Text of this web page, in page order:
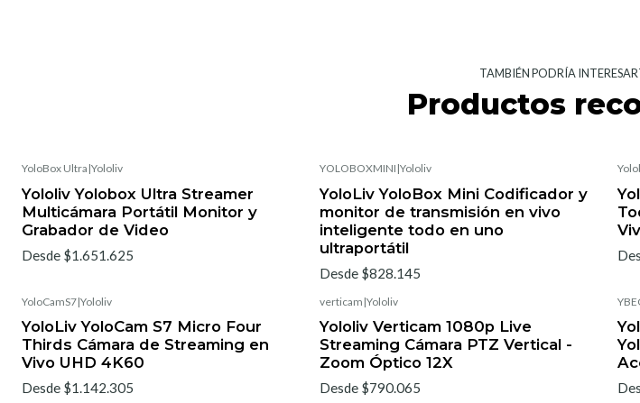
TAMBIÉN PODRÍA
Productos
YoloBox Ultra |Yololiv
Yololiv Yolobox Ultra Streamer
Multicámara Portátil Monitor y
Grabador de Video
Desde $1.651.625
YOLOBOXMINI |Yololiv
YoloLiv YoloBox Mini Codificador y
monitor de transmisión en vivo
inteligente todo en uno
ultraportátil
Desde $828.145
YoloCamS7|Yololiv
YoloLiv YoloCam S7 Micro Four
Thirds Cámara de Streaming en
Vivo UHD 4K60
Desde $1.142.305
verticam |Yololiv
Yololiv Verticam 1080p Live
Streaming Cámara PTZ Vertical -
Zoom Óptico 12X
Desde $790.065